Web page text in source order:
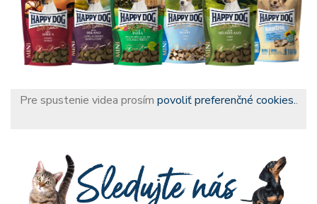
Pre spustenie videa prosím povoliť preferenčné cookies..